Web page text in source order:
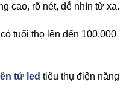
cao, rõ nét, dễ nhìn từ xa.
tuổi thọ lên đến 100.000
tử led tiêu thụ điện năng